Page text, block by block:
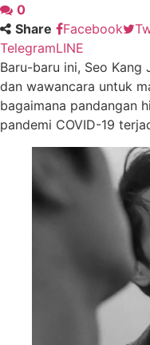
0
Share
Facebook
TelegramLINE
Baru-baru ini, Seo
dan wawancara untuk
bagaimana pandangan
pandemi COVID-19